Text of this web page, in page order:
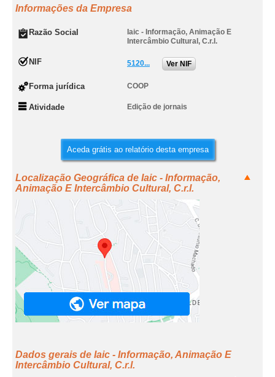
Informações da Empresa
Razão Social
Iaic - Informação, Animação E
Intercâmbio Cultural, C.r.l.
NIF 5120... Ver NIF
Forma jurídica COOP
Atividade Edição de jornais
Aceda grátis ao relatório desta empresa
Localização Geográfica de Iaic - Informação,
Animação E Intercâmbio Cultural, C.r.l.
Dados gerais de Iaic - Informação, Animação E
Intercâmbio Cultural, C.r.l.